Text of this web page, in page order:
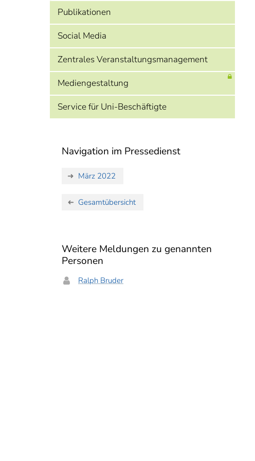
Publikationen
Social Media
Zentrales Veranstaltungsmanagement
Mediengestaltung
Service für Uni-Beschäftigte
Navigation im Pressedienst
März 2022
Gesamtübersicht
Weitere Meldungen zu genannten
Personen
Ralph Bruder